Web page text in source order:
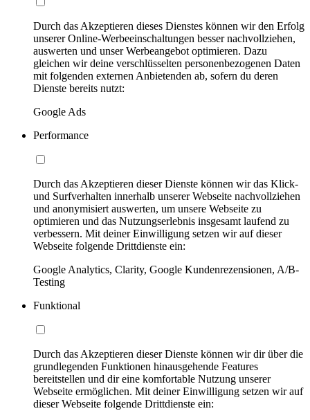
Durch das Akzeptieren dieses Dienstes können wir den Erfolg
unserer Online-Werbeeinschaltungen besser nachvollziehen,
auswerten und unser Werbeangebot optimieren. Dazu
gleichen wir deine verschlüsselten personenbezogenen Daten
mit folgenden externen Anbietenden ab, sofern du deren
Dienste bereits nutzt:
Google Ads
Performance
Durch das Akzeptieren dieser Dienste können wir das Klick-
und Surfverhalten innerhalb unserer Webseite nachvollziehen
und anonymisiert auswerten, um unsere Webseite zu
optimieren und das Nutzungserlebnis insgesamt laufend zu
verbessern. Mit deiner Einwilligung setzen wir auf dieser
Webseite folgende Drittdienste ein:
Google Analytics, Clarity, Google Kundenrezensionen, A/B-
Testing
Funktional
Durch das Akzeptieren dieser Dienste können wir dir über die
grundlegenden Funktionen hinausgehende Features
bereitstellen und dir eine komfortable Nutzung unserer
Webseite ermöglichen. Mit deiner Einwilligung setzen wir auf
dieser Webseite folgende Drittdienste ein: